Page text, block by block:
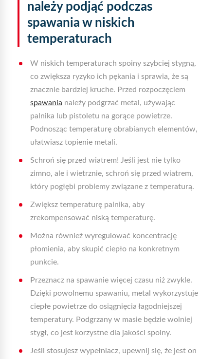
należy podjąć podczas
spawania w niskich
temperaturach
W niskich temperaturach spoiny szybciej stygną,
co zwiększa ryzyko ich pękania i sprawia, że są
znacznie bardziej kruche. Przed rozpoczęciem
spawania należy podgrzać metal, używając
palnika lub pistoletu na gorące powietrze.
Podnosząc temperaturę obrabianych elementów,
ułatwiasz topienie metali.
Schroń się przed wiatrem! Jeśli jest nie tylko
zimno, ale i wietrznie, schroń się przed wiatrem,
który pogłębi problemy związane z temperaturą.
Zwiększ temperaturę palnika, aby
zrekompensować niską temperaturę.
Można również wyregulować koncentrację
płomienia, aby skupić ciepło na konkretnym
punkcie.
Przeznacz na spawanie więcej czasu niż zwykle.
Dzięki powolnemu spawaniu, metal wykorzystuje
ciepłe powietrze do osiągnięcia łagodniejszej
temperatury. Podgrzany w masie będzie wolniej
stygł, co jest korzystne dla jakości spoiny.
Jeśli stosujesz wypełniacz, upewnij się, że jest on